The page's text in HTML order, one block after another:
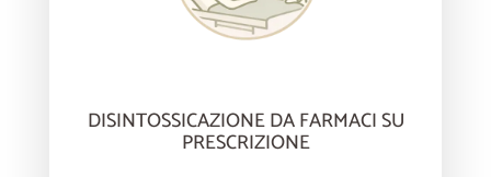
DISINTOSSICAZIONE DA FARMACI SU
PRESCRIZIONE